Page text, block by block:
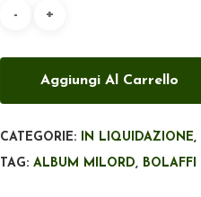
Aggiungi Al Carrello
CATEGORIE: IN LIQUIDAZIONE,
TAG:ALBUM MILORD, BOLAFFI